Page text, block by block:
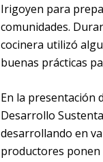
Irigoyen para
comunidades.
cocinera utilizó
buenas prácticas
En la presentación
Desarrollo
desarrollando en
productores ponen